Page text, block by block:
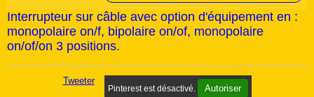
Interrupteur sur câble avec option d'équipement en :
monopolaire on/f, bipolaire on/of, monopolaire
on/of/on 3 positions.
Tweeter
Pinterest est désactivé. Autoriser